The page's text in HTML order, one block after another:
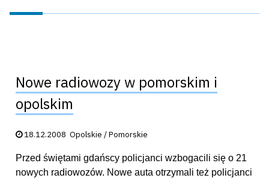
Nowe radiowozy w pomorskim i
opolskim
Data publikacji:
18.12.2008 Opolskie / Pomorskie
Przed świętami gdańscy policjanci wzbogacili się o 21
nowych radiowozów. Nowe auta otrzymali też policjanci